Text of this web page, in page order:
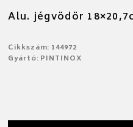
Alu. jégvödör
Cikkszám: 144972
Gyártó: PINTINOX